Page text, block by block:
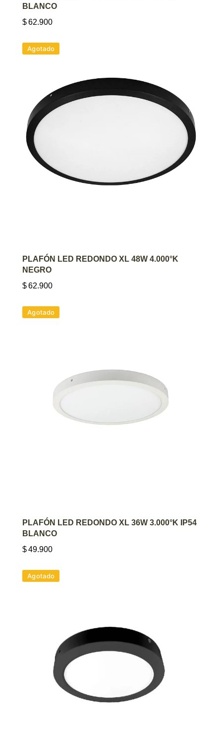
BLANCO
$62.900
Agotado
AGREGAR AL CARRITO
PLAFÓN LED REDONDO XL 48W 4.000°K
NEGRO
$62.900
Agotado
AGREGAR AL CARRITO
PLAFÓN LED REDONDO XL 36W 3.000°K IP54
BLANCO
$49.900
Agotado